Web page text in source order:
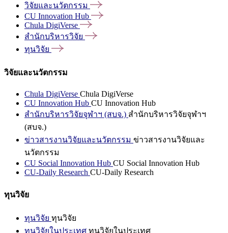
วิจัยและนวัตกรรม
CU Innovation Hub
Chula DigiVerse
สำนักบริหารวิจัย
ทุนวิจัย
วิจัยและนวัตกรรม
Chula DigiVerse Chula DigiVerse
CU Innovation Hub CU Innovation Hub
สำนักบริหารวิจัยจุฬาฯ (สบจ.) สำนักบริหารวิจัยจุฬาฯ
(สบจ.)
ข่าวสารงานวิจัยและนวัตกรรม ข่าวสารงานวิจัยและ
นวัตกรรม
CU Social Innovation Hub CU Social Innovation Hub
CU-Daily Research CU-Daily Research
ทุนวิจัย
ทุนวิจัย ทุนวิจัย
ทุนวิจัยในประเทศ ทุนวิจัยในประเทศ